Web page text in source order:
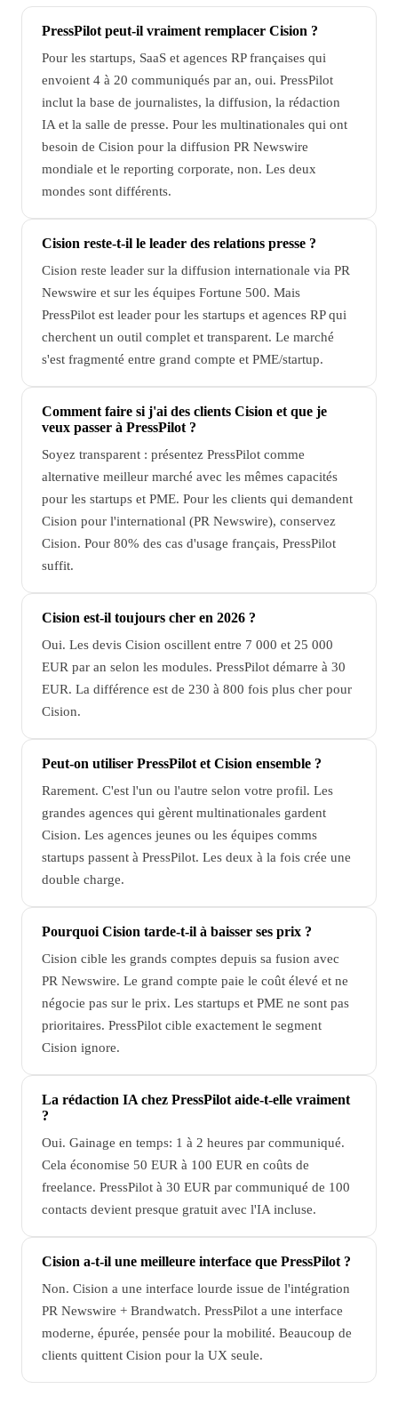
PressPilot peut-il vraiment remplacer Cision ?
Pour les startups, SaaS et agences RP françaises qui
envoient 4 à 20 communiqués par an, oui. PressPilot
inclut la base de journalistes, la diffusion, la rédaction
IA et la salle de presse. Pour les multinationales qui ont
besoin de Cision pour la diffusion PR Newswire
mondiale et le reporting corporate, non. Les deux
mondes sont différents.
Cision reste-t-il le leader des relations presse ?
Cision reste leader sur la diffusion internationale via PR
Newswire et sur les équipes Fortune 500. Mais
PressPilot est leader pour les startups et agences RP qui
cherchent un outil complet et transparent. Le marché
s'est fragmenté entre grand compte et PME/startup.
Comment faire si j'ai des clients Cision et que je
veux passer à PressPilot ?
Soyez transparent : présentez PressPilot comme
alternative meilleur marché avec les mêmes capacités
pour les startups et PME. Pour les clients qui demandent
Cision pour l'international (PR Newswire), conservez
Cision. Pour 80% des cas d'usage français, PressPilot
suffit.
Cision est-il toujours cher en 2026 ?
Oui. Les devis Cision oscillent entre 7 000 et 25 000
EUR par an selon les modules. PressPilot démarre à 30
EUR. La différence est de 230 à 800 fois plus cher pour
Cision.
Peut-on utiliser PressPilot et Cision ensemble ?
Rarement. C'est l'un ou l'autre selon votre profil. Les
grandes agences qui gèrent multinationales gardent
Cision. Les agences jeunes ou les équipes comms
startups passent à PressPilot. Les deux à la fois crée une
double charge.
Pourquoi Cision tarde-t-il à baisser ses prix ?
Cision cible les grands comptes depuis sa fusion avec
PR Newswire. Le grand compte paie le coût élevé et ne
négocie pas sur le prix. Les startups et PME ne sont pas
prioritaires. PressPilot cible exactement le segment
Cision ignore.
La rédaction IA chez PressPilot aide-t-elle vraiment
?
Oui. Gainage en temps: 1 à 2 heures par communiqué.
Cela économise 50 EUR à 100 EUR en coûts de
freelance. PressPilot à 30 EUR par communiqué de 100
contacts devient presque gratuit avec l'IA incluse.
Cision a-t-il une meilleure interface que PressPilot ?
Non. Cision a une interface lourde issue de l'intégration
PR Newswire + Brandwatch. PressPilot a une interface
moderne, épurée, pensée pour la mobilité. Beaucoup de
clients quittent Cision pour la UX seule.